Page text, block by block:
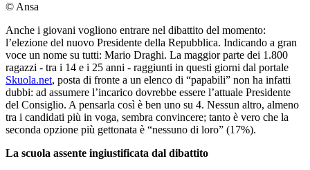
© Ansa
Anche i giovani vogliono entrare nel dibattito del momento:
l’elezione del nuovo Presidente della Repubblica. Indicando a gran
voce un nome su tutti: Mario Draghi. La maggior parte dei 1.800
ragazzi - tra i 14 e i 25 anni - raggiunti in questi giorni dal portale
Skuola.net, posta di fronte a un elenco di “papabili” non ha infatti
dubbi: ad assumere l’incarico dovrebbe essere l’attuale Presidente
del Consiglio. A pensarla così è ben uno su 4. Nessun altro, almeno
tra i candidati più in voga, sembra convincere; tanto è vero che la
seconda opzione più gettonata è “nessuno di loro” (17%).
La scuola assente ingiustificata dal dibattito